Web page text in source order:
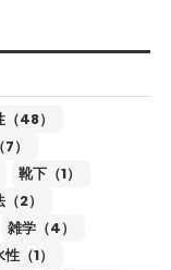
48）
）
靴下（1）
2）
雑学（4）
（1）